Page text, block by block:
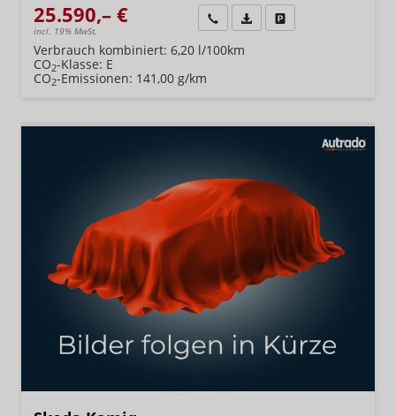
25.590,– €
incl. 19% MwSt.
Wir rufen Sie anFahrzeugexposé (PDF)
Verbrauch kombiniert: 6,20 l/100km
CO2-Klasse: E
CO2-Emissionen: 141,00 g/km